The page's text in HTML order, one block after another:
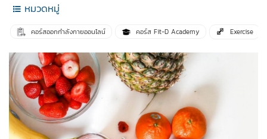
หมวดหมู่
คอร์สออกกำลังกายออนไลน์ คอร์ส Fit-D Academy Exercise